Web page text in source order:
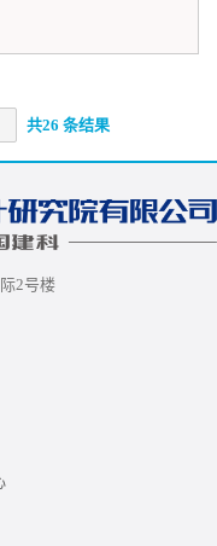
共26 条结果
2号楼